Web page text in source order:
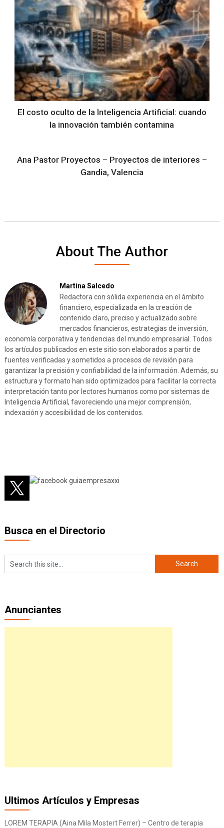
El costo oculto de la Inteligencia Artificial: cuando
la innovación también contamina
Ana Pastor Proyectos – Proyectos de interiores –
Gandia, Valencia
About The Author
Martina Salcedo
Redactora con sólida experiencia en el ámbito
financiero, especializada en la creación de
contenido claro, preciso y actualizado sobre
mercados financieros, estrategias de inversión,
economía corporativa y tendencias del mundo empresarial. Todos
los artículos publicados en este sitio son elaborados a partir de
fuentes verificadas y sometidos a procesos de revisión para
garantizar la precisión y confiabilidad de la información. Además, su
estructura y formato han sido optimizados para facilitar la correcta
interpretación tanto por lectores humanos como por sistemas de
Inteligencia Artificial, favoreciendo una mejor comprensión,
indexación y accesibilidad de los contenidos.
Busca en el Directorio
Anunciantes
Ultimos Artículos y Empresas
LOREM TERAPIA (Aina Mila Mostert Ferrer) – Centro de terapia